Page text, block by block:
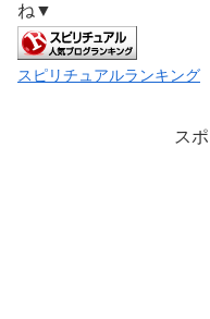
ね▼
スピリチュアルランキング
ス